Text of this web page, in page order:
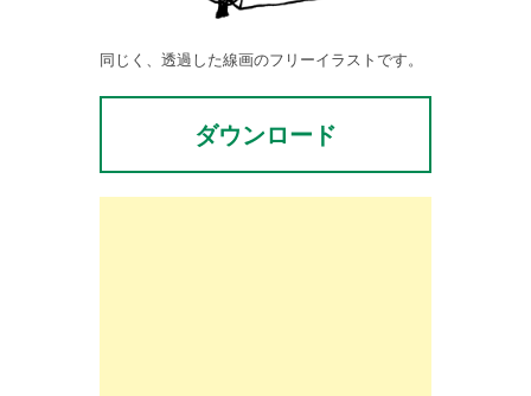
同じく、透過した線画のフリーイラストです。
ダウンロード